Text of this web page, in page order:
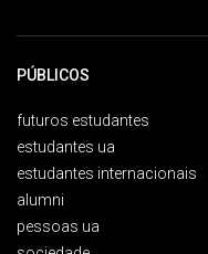
PÚBLICOS
futuros estudantes
estudantes ua
estudantes internacionais
alumni
pessoas ua